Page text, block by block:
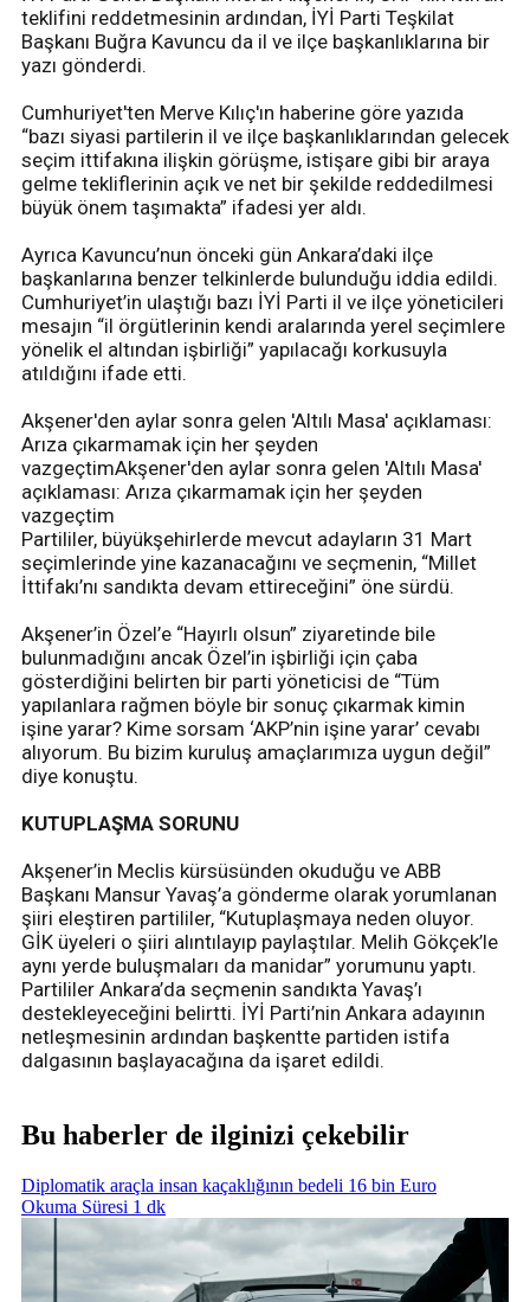
teklifini reddetmesinin ardından, İYİ Parti Teşkilat
Başkanı Buğra Kavuncu da il ve ilçe başkanlıklarına bir
yazı gönderdi.
Cumhuriyet'ten Merve Kılıç'ın haberine göre yazıda
“bazı siyasi partilerin il ve ilçe başkanlıklarından gelecek
seçim ittifakına ilişkin görüşme, istişare gibi bir araya
gelme tekliflerinin açık ve net bir şekilde reddedilmesi
büyük önem taşımakta” ifadesi yer aldı.
Ayrıca Kavuncu’nun önceki gün Ankara’daki ilçe
başkanlarına benzer telkinlerde bulunduğu iddia edildi.
Cumhuriyet’in ulaştığı bazı İYİ Parti il ve ilçe yöneticileri
mesajın “il örgütlerinin kendi aralarında yerel seçimlere
yönelik el altından işbirliği” yapılacağı korkusuyla
atıldığını ifade etti.
Akşener'den aylar sonra gelen 'Altılı Masa' açıklaması:
Arıza çıkarmamak için her şeyden
vazgeçtimAkşener'den aylar sonra gelen 'Altılı Masa'
açıklaması: Arıza çıkarmamak için her şeyden
vazgeçtim
Partililer, büyükşehirlerde mevcut adayların 31 Mart
seçimlerinde yine kazanacağını ve seçmenin, “Millet
İttifakı’nı sandıkta devam ettireceğini” öne sürdü.
Akşener’in Özel’e “Hayırlı olsun” ziyaretinde bile
bulunmadığını ancak Özel’in işbirliği için çaba
gösterdiğini belirten bir parti yöneticisi de “Tüm
yapılanlara rağmen böyle bir sonuç çıkarmak kimin
işine yarar? Kime sorsam ‘AKP’nin işine yarar’ cevabı
alıyorum. Bu bizim kuruluş amaçlarımıza uygun değil”
diye konuştu.
KUTUPLAŞMA SORUNU
Akşener’in Meclis kürsüsünden okuduğu ve ABB
Başkanı Mansur Yavaş’a gönderme olarak yorumlanan
şiiri eleştiren partililer, “Kutuplaşmaya neden oluyor.
GİK üyeleri o şiiri alıntılayıp paylaştılar. Melih Gökçek’le
aynı yerde buluşmaları da manidar” yorumunu yaptı.
Partililer Ankara’da seçmenin sandıkta Yavaş’ı
destekleyeceğini belirtti. İYİ Parti’nin Ankara adayının
netleşmesinin ardından başkentte partiden istifa
dalgasının başlayacağına da işaret edildi.
Bu haberler de ilginizi çekebilir
Diplomatik araçla insan kaçaklığının bedeli 16 bin Euro
Okuma Süresi 1 dk